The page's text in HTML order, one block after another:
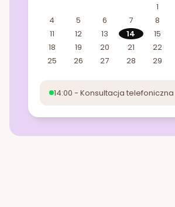
1
4
5 6 7 8
11
12 13 14 15
18
19 20 21 22
25
26 27 28 29
14:00 - Konsultacja telefoniczna